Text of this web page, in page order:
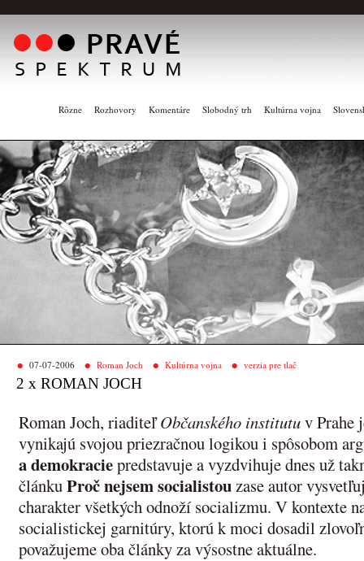
Rôzne Rozhovory Komentáre Slobodný trh Kultúrna vojna
07-07-2006 Roman Joch Kultúrna vojna verzia pre tlač
2 x ROMAN JOCH
Roman Joch, riaditeľObčanského institutuv Prahe
vynikajú svojou priezračnou logikou i spôsobom
a demokraciepredstavuje a vyzdvihuje dnes už
článkuProč nejsem socialistouzase autor
charakter všetkých odnoží socializmu. V kontexte
socialistickej garnitúry, ktorú k moci dosadil
považujeme oba články za výsostne aktuálne.